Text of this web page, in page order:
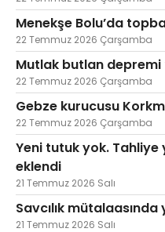
Menekşe Bolu’da
22 Temmuz 2026 Çarşamba
Mutlak butlan
22 Temmuz 2026 Çarşamba
Gebze kurucusu
22 Temmuz 2026 Çarşamba
Yeni tutuk yok.
eklendi
21 Temmuz 2026 Salı
Savcılık
21 Temmuz 2026 Salı